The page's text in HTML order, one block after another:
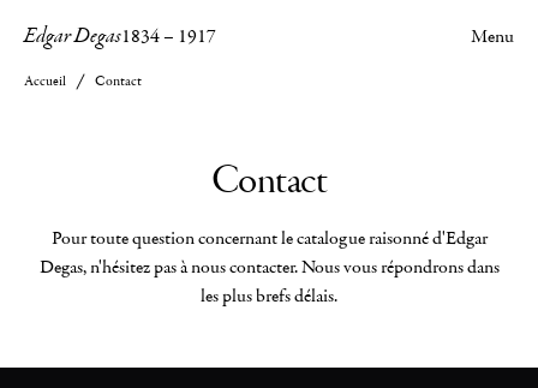
Edgar Degas1834– 1917 Menu
Accueil Contact
Contact
Pour toute question concernant le catalogue raisonné d'Edgar
Degas, n'hésitez pas à nous contacter. Nous vous répondrons dans
les plus brefs délais.